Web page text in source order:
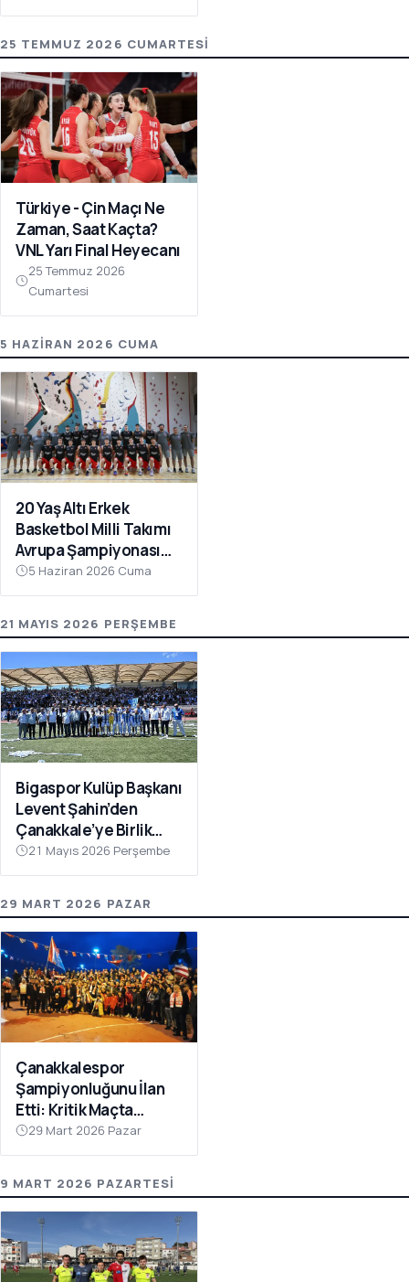
25 TEMMUZ 2026 CUMARTESI
Türkiye - Çin Maçı Ne
Zaman, Saat Kaçta?
VNL Yarı Final Heyecanı
25 Temmuz 2026
Cumartesi
5 HAZIRAN 2026 CUMA
20 Yaş Altı Erkek
Basketbol Milli Takımı
Avrupa Şampiyonası
Hazırlıkları İçin
Çanakkale’de Kampa
5 Haziran 2026 Cuma
21 MAYIS 2026 PERŞEMBE
Bigaspor Kulüp Başkanı
Levent Şahin’den
Çanakkale’ye Birlik
Çağrısı
21 Mayıs 2026 Perşembe
29 MART 2026 PAZAR
Çanakkalespor
Şampiyonluğunu İlan
Etti: Kritik Maçta
Galibiyet Geldi
29 Mart 2026 Pazar
9 MART 2026 PAZARTESI